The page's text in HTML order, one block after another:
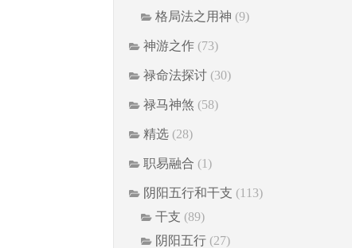
格局法之用神 (9)
神游之作 (73)
禄命法探讨 (30)
禄马神煞 (58)
精选 (28)
职易融合 (1)
阴阳五行和干支 (113)
干支 (89)
阴阳五行 (27)